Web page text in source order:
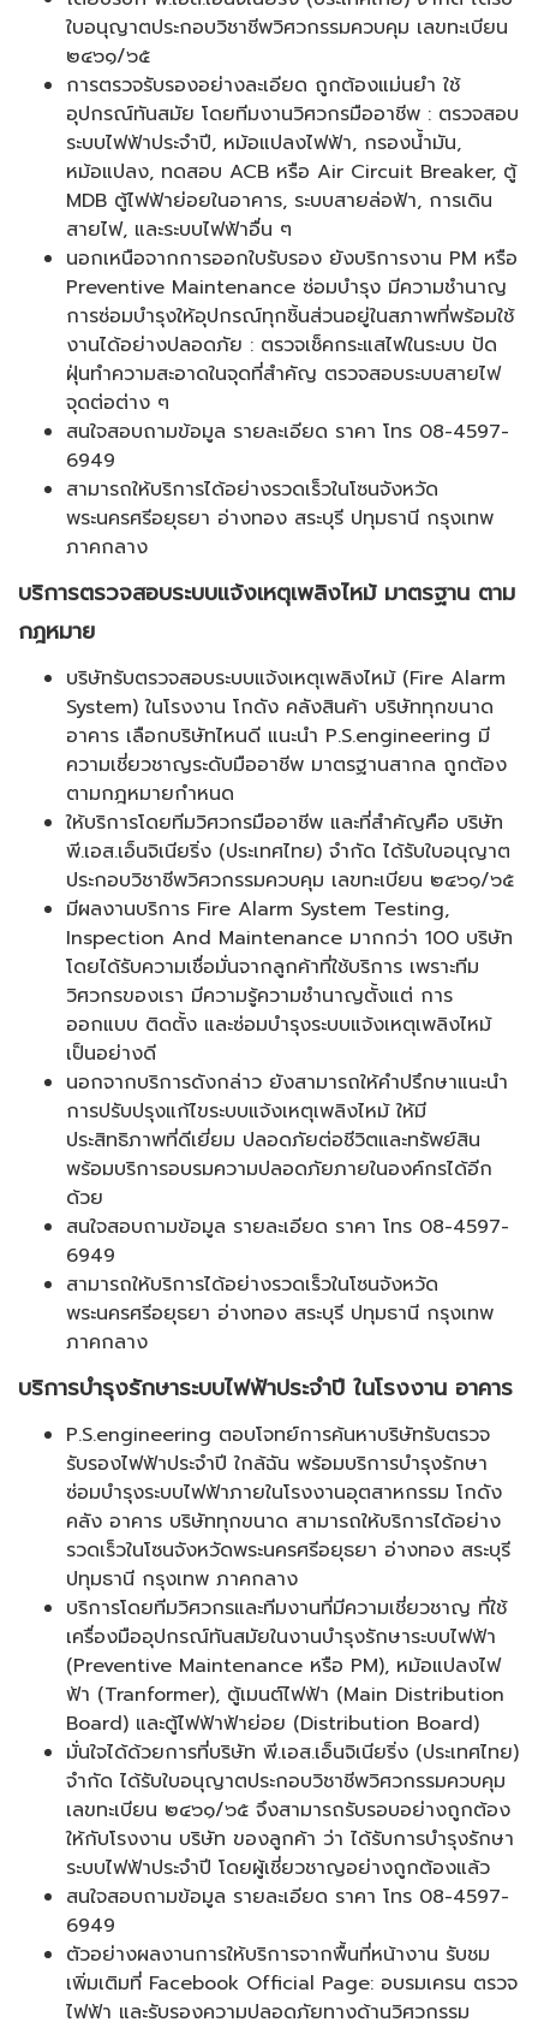
ใบอนุญาตประกอบวิชาชีพวิศวกรรมควบคุม เลขทะเบียน
๒๔๖๑/๖๕
การตรวจรับรองอย่างละเอียด ถูกต้องแม่นยำ ใช้
อุปกรณ์ทันสมัย โดยทีมงานวิศวกรมืออาชีพ : ตรวจสอบ
ระบบไฟฟ้าประจำปี, หม้อแปลงไฟฟ้า, กรองน้ำมัน,
หม้อแปลง, ทดสอบ ACB หรือ Air Circuit Breaker, ตู้
MDB ตู้ไฟฟ้าย่อยในอาคาร, ระบบสายล่อฟ้า, การเดิน
สายไฟ, และระบบไฟฟ้าอื่น ๆ
นอกเหนือจากการออกใบรับรอง ยังบริการงาน PM หรือ
Preventive Maintenance ซ่อมบำรุง มีความชำนาญ
การซ่อมบำรุงให้อุปกรณ์ทุกชิ้นส่วนอยู่ในสภาพที่พร้อมใช้
งานได้อย่างปลอดภัย : ตรวจเช็คกระแสไฟในระบบ ปัด
ฝุ่นทำความสะอาดในจุดที่สำคัญ ตรวจสอบระบบสายไฟ
จุดต่อต่าง ๆ
สนใจสอบถามข้อมูล รายละเอียด ราคา โทร 08-4597-
6949
สามารถให้บริการได้อย่างรวดเร็วในโซนจังหวัด
พระนครศรีอยุธยา อ่างทอง สระบุรี ปทุมธานี กรุงเทพ
ภาคกลาง
บริการตรวจสอบระบบแจ้งเหตุเพลิงไหม้ มาตรฐาน ตาม
กฎหมาย
บริษัทรับตรวจสอบระบบแจ้งเหตุเพลิงไหม้ (Fire Alarm
System) ในโรงงาน โกดัง คลังสินค้า บริษัททุกขนาด
อาคาร เลือกบริษัทไหนดี แนะนำ P.S.engineering มี
ความเชี่ยวชาญระดับมืออาชีพ มาตรฐานสากล ถูกต้อง
ตามกฎหมายกำหนด
ให้บริการโดยทีมวิศวกรมืออาชีพ และที่สำคัญคือ บริษัท
พี.เอส.เอ็นจิเนียริ่ง (ประเทศไทย) จำกัด ได้รับใบอนุญาต
ประกอบวิชาชีพวิศวกรรมควบคุม เลขทะเบียน ๒๔๖๑/๖๕
มีผลงานบริการ Fire Alarm System Testing,
Inspection And Maintenance มากกว่า 100 บริษัท
โดยได้รับความเชื่อมั่นจากลูกค้าที่ใช้บริการ เพราะทีม
วิศวกรของเรา มีความรู้ความชำนาญตั้งแต่ การ
ออกแบบ ติดตั้ง และซ่อมบำรุงระบบแจ้งเหตุเพลิงไหม้
เป็นอย่างดี
นอกจากบริการดังกล่าว ยังสามารถให้คำปรึกษาแนะนำ
การปรับปรุงแก้ไขระบบแจ้งเหตุเพลิงไหม้ ให้มี
ประสิทธิภาพที่ดีเยี่ยม ปลอดภัยต่อชีวิตและทรัพย์สิน
พร้อมบริการอบรมความปลอดภัยภายในองค์กรได้อีก
ด้วย
สนใจสอบถามข้อมูล รายละเอียด ราคา โทร 08-4597-
6949
สามารถให้บริการได้อย่างรวดเร็วในโซนจังหวัด
พระนครศรีอยุธยา อ่างทอง สระบุรี ปทุมธานี กรุงเทพ
ภาคกลาง
บริการบำรุงรักษาระบบไฟฟ้าประจำปี ในโรงงาน อาคาร
P.S.engineering ตอบโจทย์การค้นหาบริษัทรับตรวจ
รับรองไฟฟ้าประจำปี ใกล้ฉัน พร้อมบริการบำรุงรักษา
ซ่อมบำรุงระบบไฟฟ้าภายในโรงงานอุตสาหกรรม โกดัง
คลัง อาคาร บริษัททุกขนาด สามารถให้บริการได้อย่าง
รวดเร็วในโซนจังหวัดพระนครศรีอยุธยา อ่างทอง สระบุรี
ปทุมธานี กรุงเทพ ภาคกลาง
บริการโดยทีมวิศวกรและทีมงานที่มีความเชี่ยวชาญ ที่ใช้
เครื่องมืออุปกรณ์ทันสมัยในงานบำรุงรักษาระบบไฟฟ้า
(Preventive Maintenance หรือ PM), หม้อแปลงไฟ
ฟ้า (Tranformer), ตู้เมนต์ไฟฟ้า (Main Distribution
Board) และตู้ไฟฟ้าฟ้าย่อย (Distribution Board)
มั่นใจได้ด้วยการที่บริษัท พี.เอส.เอ็นจิเนียริ่ง (ประเทศไทย)
จำกัด ได้รับใบอนุญาตประกอบวิชาชีพวิศวกรรมควบคุม
เลขทะเบียน ๒๔๖๑/๖๕ จึงสามารถรับรอบอย่างถูกต้อง
ให้กับโรงงาน บริษัท ของลูกค้า ว่า ได้รับการบำรุงรักษา
ระบบไฟฟ้าประจำปี โดยผู้เชี่ยวชาญอย่างถูกต้องแล้ว
สนใจสอบถามข้อมูล รายละเอียด ราคา โทร 08-4597-
6949
ตัวอย่างผลงานการให้บริการจากพื้นที่หน้างาน รับชม
เพิ่มเติมที่ Facebook Official Page: อบรมเครน ตรวจ
ไฟฟ้า และรับรองความปลอดภัยทางด้านวิศวกรรม